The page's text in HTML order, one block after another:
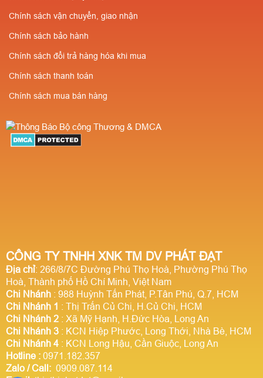
CÔNG TY TNHH XNK TM DV PHÁT ĐẠT
Địa chỉ: 266/8/7C Đường Phú Thọ Hoà, Phường Phú Thọ
Hoà, Thành phố Hồ Chí Minh, Việt Nam
Chi Nhánh : 988 Huỳnh Tấn Phát, P.Tân Phú, Q.7, HCM
Chi Nhánh 1 : Thị Trấn Củ Chi, H.Củ Chi, HCM
Chi Nhánh 2 : Xã Mỹ Hạnh, H.Đức Hòa, Long An
Chi Nhánh 3 : KCN Hiệp Phước, Long Thới, Nhà Bè, HCM
Chi Nhánh 4 : KCN Long Hậu, Cần Giuộc, Long An
Hotline : 0971.182.357
Zalo / Call: 0909.087.114
Chính sách vận chuyển, giao nhận
Chính sách bảo hành
Chính sách đổi trả hàng hóa khi mua
Chính sách thanh toán
Chính sách mua bán hàng